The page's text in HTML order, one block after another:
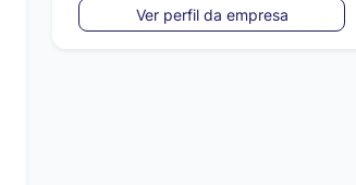
Ver perfil da empresa